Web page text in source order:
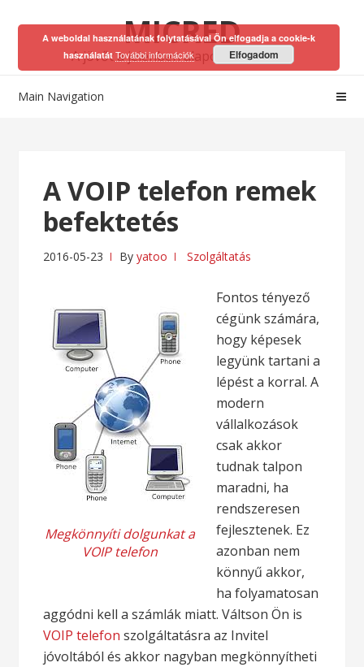
to
navigation
to
content
MICRED
A jövőt a jelenben alapozhatod meg!
Main Navigation
A VOIP telefon remek
befektetés
2016-05-23 Byyatoo Szolgáltatás
Megkönnyíti dolgunkat a
VOIP telefon
Fontos tényező
cégünk számára,
hogy képesek
legyünk tartani a
lépést a korral. A
modern
vállalkozások
csak akkor
tudnak talpon
maradni, ha
rendszeresen
fejlesztenek. Ez
azonban nem
könnyű akkor,
ha folyamatosan
aggódni kell a számlák miatt. Váltson Ön is
VOIP telefon szolgáltatásra az Invitel
jóvoltából és akkor nagyban megkönnyítheti
A weboldal használatának folytatásával Ön elfogadja a cookie-k
használatátTovábbi információk Elfogadom